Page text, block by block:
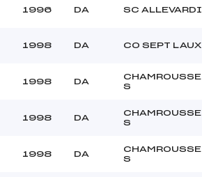
1996 DA SC ALLEVARDI
1998 DA CO SEPT LAUX
1998 DA
CHAMROUSSE
S
1998 DA
CHAMROUSSE
S
1998 DA
CHAMROUSSE
S